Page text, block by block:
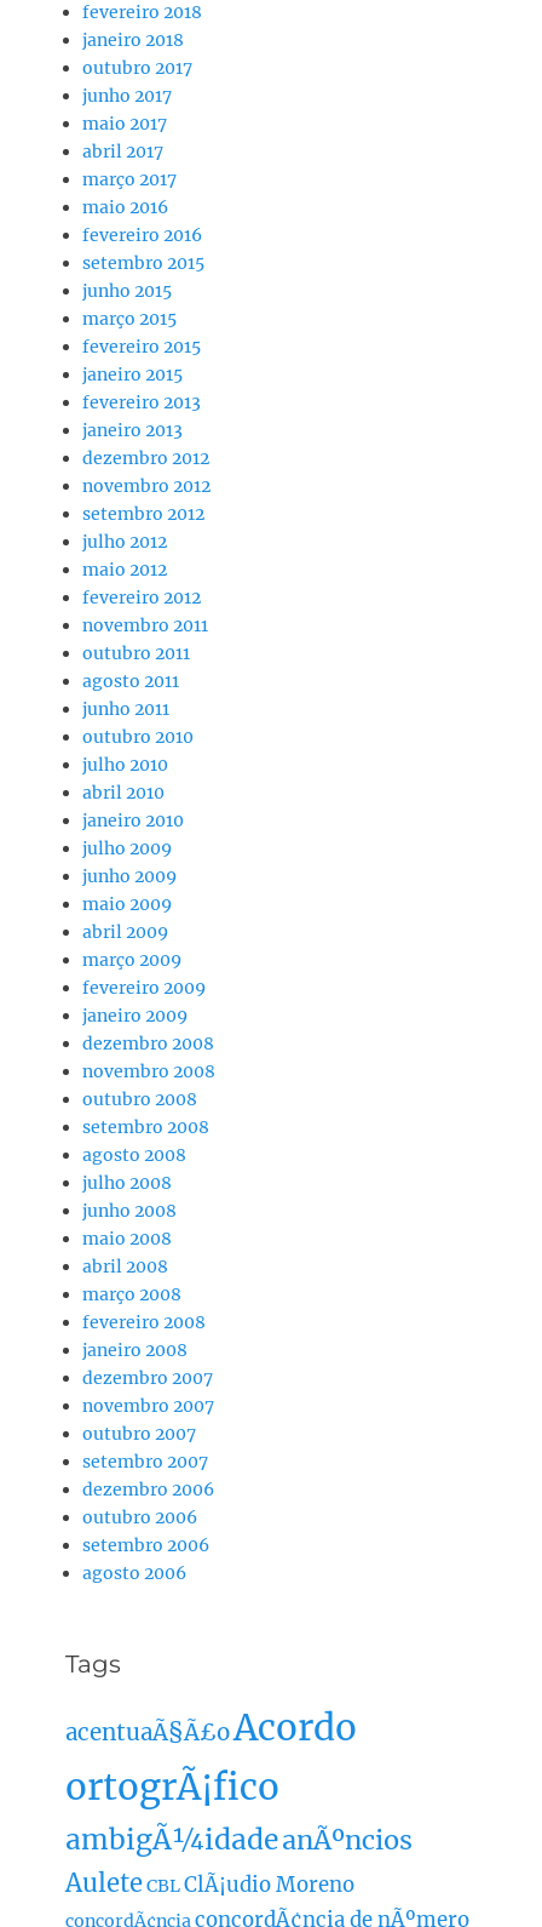
fevereiro 2018
janeiro 2018
outubro 2017
junho 2017
maio 2017
abril 2017
março 2017
maio 2016
fevereiro 2016
setembro 2015
junho 2015
março 2015
fevereiro 2015
janeiro 2015
fevereiro 2013
janeiro 2013
dezembro 2012
novembro 2012
setembro 2012
julho 2012
maio 2012
fevereiro 2012
novembro 2011
outubro 2011
agosto 2011
junho 2011
outubro 2010
julho 2010
abril 2010
janeiro 2010
julho 2009
junho 2009
maio 2009
abril 2009
março 2009
fevereiro 2009
janeiro 2009
dezembro 2008
novembro 2008
outubro 2008
setembro 2008
agosto 2008
julho 2008
junho 2008
maio 2008
abril 2008
março 2008
fevereiro 2008
janeiro 2008
dezembro 2007
novembro 2007
outubro 2007
setembro 2007
dezembro 2006
outubro 2006
setembro 2006
agosto 2006
Tags
acentuaÃ§Ã£oAcordo
ortogrÃ¡fico
ambigÃ¼idadeanÃºncios
AuleteCBLClÃ¡udio Moreno
concordÃ¢nciaconcordÃ¢ncia de nÃºmero